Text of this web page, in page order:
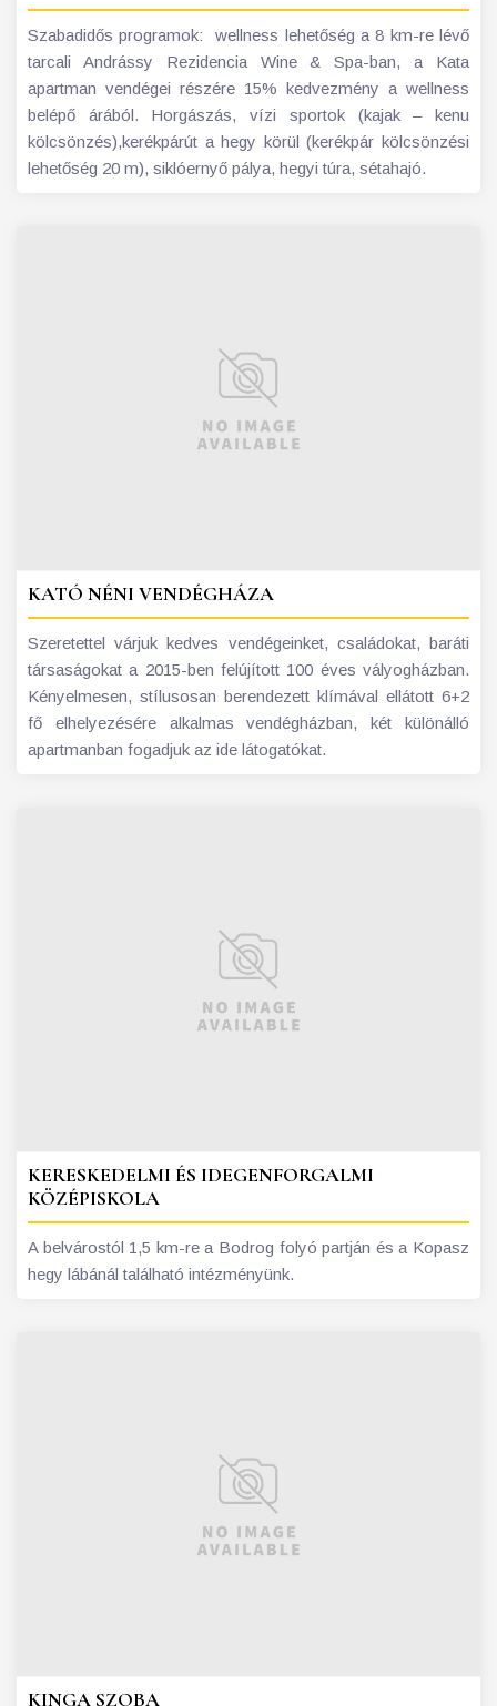
Szabadidős programok: wellness lehetőség a 8 km-re lévő
tarcali Andrássy Rezidencia Wine & Spa-ban, a Kata
apartman vendégei részére 15% kedvezmény a wellness
belépő árából. Horgászás, vízi sportok (kajak – kenu
kölcsönzés),kerékpárút a hegy körül (kerékpár kölcsönzési
lehetőség 20 m), siklóernyő pálya, hegyi túra, sétahajó.
KATÓ NÉNI VENDÉGHÁZA
Szeretettel várjuk kedves vendégeinket, családokat, baráti
társaságokat a 2015-ben felújított 100 éves vályogházban.
Kényelmesen, stílusosan berendezett klímával ellátott 6+2
fő elhelyezésére alkalmas vendégházban, két különálló
apartmanban fogadjuk az ide látogatókat.
KERESKEDELMI ÉS IDEGENFORGALMI
KÖZÉPISKOLA
A belvárostól 1,5 km-re a Bodrog folyó partján és a Kopasz
hegy lábánál található intézményünk.
KINGA SZOBA